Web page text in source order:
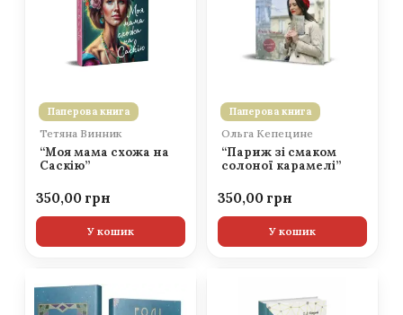
Паперова книга
Тетяна Винник
“Моя мама схожа на
Саскію”
350,00
У кошик
Паперова книга
Ольга Кепецине
“Париж зі смаком
солоної карамелі”
350,00
У кошик